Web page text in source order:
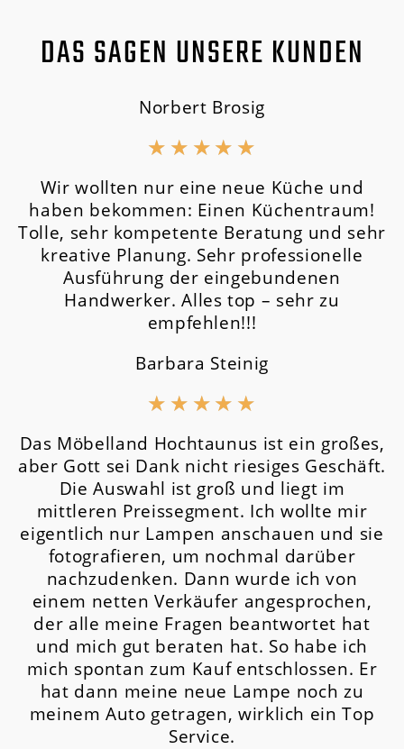
DAS SAGEN UNSERE KUNDEN
Norbert Brosig
★ ★ ★ ★ ★
Wir wollten nur eine neue Küche und
haben bekommen: Einen Küchentraum!
Tolle, sehr kompetente Beratung und sehr
kreative Planung. Sehr professionelle
Ausführung der eingebundenen
Handwerker. Alles top – sehr zu
empfehlen!!!
Barbara Steinig
★ ★ ★ ★ ★
Das Möbelland Hochtaunus ist ein großes,
aber Gott sei Dank nicht riesiges Geschäft.
Die Auswahl ist groß und liegt im
mittleren Preissegment. Ich wollte mir
eigentlich nur Lampen anschauen und sie
fotografieren, um nochmal darüber
nachzudenken. Dann wurde ich von
einem netten Verkäufer angesprochen,
der alle meine Fragen beantwortet hat
und mich gut beraten hat. So habe ich
mich spontan zum Kauf entschlossen. Er
hat dann meine neue Lampe noch zu
meinem Auto getragen, wirklich ein Top
Service.